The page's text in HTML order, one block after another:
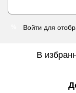
Войти для
В